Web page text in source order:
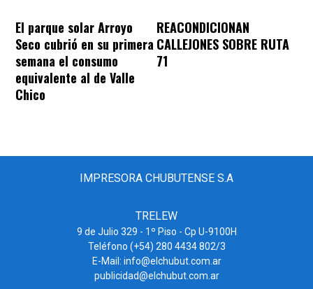
El parque solar Arroyo
Seco cubrió en su primera
semana el consumo
equivalente al de Valle
Chico
REACONDICIONAN
CALLEJONES SOBRE RUTA
71
IMPRESORA CHUBUTENSE S.A
TRELEW
9 de Julio 329 - 1º Piso - Cp U-9100H
Teléfono (+54) 280 4434 802/3
E-Mail: info@elchubut.com.ar
publicidad@elchubut.com.ar